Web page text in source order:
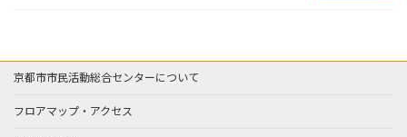
京都市市民活動総合センターについて
フロアマップ・アクセス